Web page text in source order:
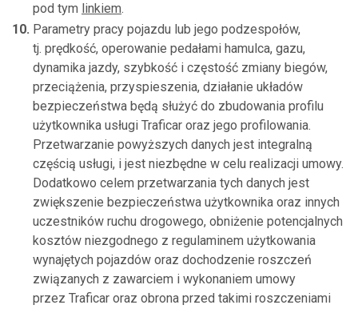
pod tym linkiem.
Parametry pracy pojazdu lub jego podzespołów,
tj. prędkość, operowanie pedałami hamulca, gazu,
dynamika jazdy, szybkość i częstość zmiany biegów,
przeciążenia, przyspieszenia, działanie układów
bezpieczeństwa będą służyć do zbudowania profilu
użytkownika usługi Traficar oraz jego profilowania.
Przetwarzanie powyższych danych jest integralną
częścią usługi, i jest niezbędne w celu realizacji umowy.
Dodatkowo celem przetwarzania tych danych jest
zwiększenie bezpieczeństwa użytkownika oraz innych
uczestników ruchu drogowego, obniżenie potencjalnych
kosztów niezgodnego z regulaminem użytkowania
wynajętych pojazdów oraz dochodzenie roszczeń
związanych z zawarciem i wykonaniem umowy
przez Traficar oraz obrona przed takimi roszczeniami